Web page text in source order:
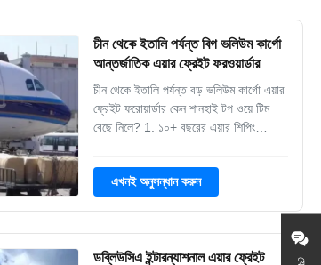
চীন থেকে ইতালি পর্যন্ত বিগ ভলিউম কার্গো
আন্তর্জাতিক এয়ার ফ্রেইট ফরওয়ার্ডার
চীন থেকে ইতালি পর্যন্ত বড় ভলিউম কার্গো এয়ার
ফ্রেইট ফরোয়ার্ডার কেন শানহাই টপ ওয়ে টিম
বেছে নিলে? 1. ১০+ বছরের এয়ার শিপিং
শক্তিশালী সম্পর্ক যারা আপনার পণ্যসম্ভার
অগ্রাধিকার 3. বিপজ্জনক, অত্যধিক আকারের
এখনই অনুসন্ধান করুন
ডব্লিউসিএ ইন্টারন্যাশনাল এয়ার ফ্রেইট